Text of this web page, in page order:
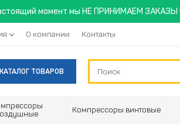
момент мы НЕ ПРИНИМАЕМ ЗАКАЗЫ
О компании Контакты
КАТАЛОГ ТОВАРОВ
Компрессоры винтовые